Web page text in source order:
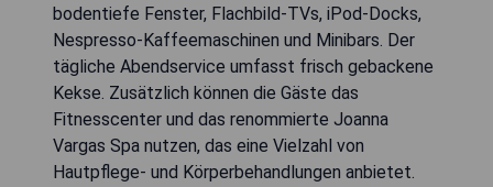
bodentiefe Fenster, Flachbild-TVs, iPod-Docks,
Nespresso-Kaffeemaschinen und Minibars. Der
tägliche Abendservice umfasst frisch gebackene
Kekse. Zusätzlich können die Gäste das
Fitnesscenter und das renommierte Joanna
Vargas Spa nutzen, das eine Vielzahl von
Hautpflege- und Körperbehandlungen anbietet.